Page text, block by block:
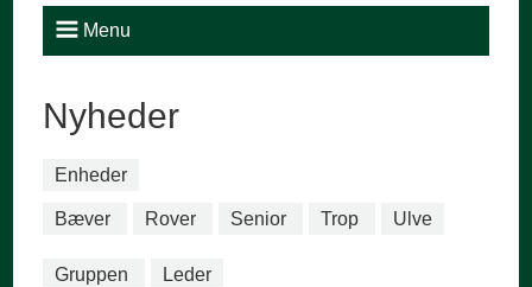
Menu
Nyheder
Enheder
Bæver Rover Senior Trop Ulve
Gruppen Leder